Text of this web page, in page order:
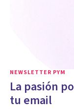
NEWSLETTER PYM
La pasión
tu email